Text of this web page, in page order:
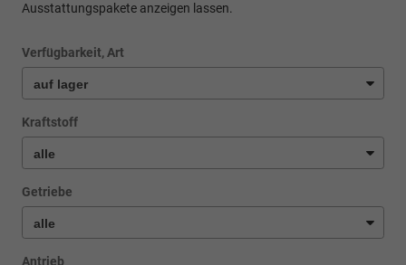
Ausstattungspakete anzeigen lassen.
Verfügbarkeit, Art
Kraftstoff
Getriebe